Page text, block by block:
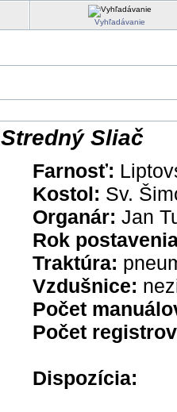
Vyhľadávanie
Stredný Sliač
Farnosť:
Kostol: Sv.
Organár: Jan
Rok
Traktúra:
Vzdušnice:
Počet
Počet
Dispozícia: